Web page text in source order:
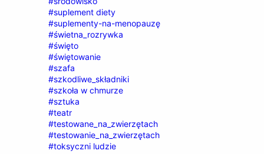
#suplement diety
#suplementy-na-menopauzę
#świetna_rozrywka
#święto
#świętowanie
#szafa
#szkodliwe_składniki
#szkoła w chmurze
#sztuka
#teatr
#testowane_na_zwierzętach
#testowanie_na_zwierzętach
#toksyczni ludzie